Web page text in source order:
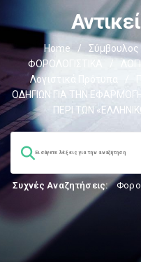
Home / Σύμβουλος
ΦΟΡΟΛΟΓΙΣΤΙΚΑ
Λογιστικά Πρότυπα
ΟΔΗΓΙΩΝ ΓΙΑ ΤΗΝ
ΠΕΡΙ ΤΩΝ
Συχνές Αναζητήσεις: